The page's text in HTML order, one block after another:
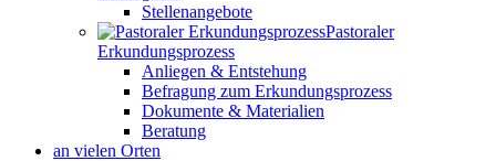
Stellenangebote
Pastoraler
Erkundungsprozess
Anliegen & Entstehung
Befragung zum Erkundungsprozess
Dokumente & Materialien
Beratung
an vielen Orten